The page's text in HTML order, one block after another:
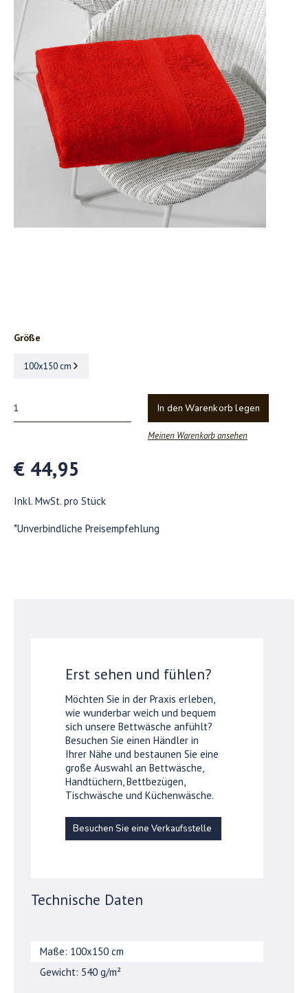
Größe
100x150 cm
In den Warenkorb legen
Meinen Warenkorb ansehen
€ 44,95
Inkl. MwSt. pro Stück
*Unverbindliche Preisempfehlung
Erst sehen und fühlen?
Möchten Sie in der Praxis erleben,
wie wunderbar weich und bequem
sich unsere Bettwäsche anfühlt?
Besuchen Sie einen Händler in
Ihrer Nähe und bestaunen Sie eine
große Auswahl an Bettwäsche,
Handtüchern, Bettbezügen,
Tischwäsche und Küchenwäsche.
Besuchen Sie eine Verkaufsstelle
Technische Daten
Maße: 100x150 cm
Gewicht: 540 g/m²